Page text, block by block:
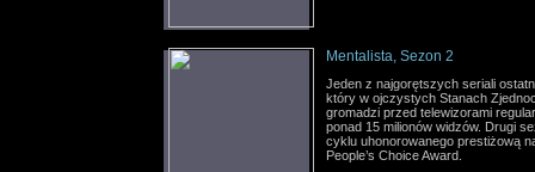
Mentalista, Sezon 2
Jeden z najgorętszych seriali
który w ojczystych Stanach
gromadzi przed telewizorami
ponad 15 milionów widzów. Drugi
cyklu uhonorowanego prestiżową
People’s Choice Award.